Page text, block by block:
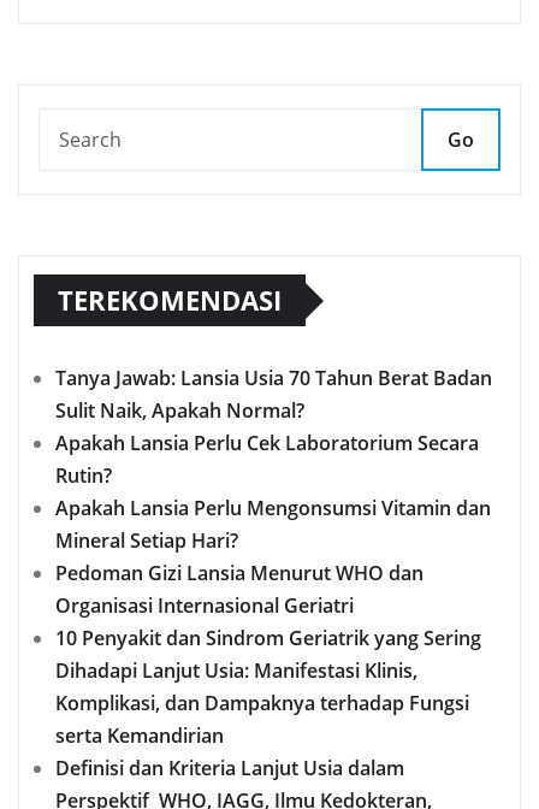
Go
TEREKOMENDASI
Tanya Jawab: Lansia Usia 70 Tahun Berat Badan
Sulit Naik, Apakah Normal?
Apakah Lansia Perlu Cek Laboratorium Secara
Rutin?
Apakah Lansia Perlu Mengonsumsi Vitamin dan
Mineral Setiap Hari?
Pedoman Gizi Lansia Menurut WHO dan
Organisasi Internasional Geriatri
10 Penyakit dan Sindrom Geriatrik yang Sering
Dihadapi Lanjut Usia: Manifestasi Klinis,
Komplikasi, dan Dampaknya terhadap Fungsi
serta Kemandirian
Definisi dan Kriteria Lanjut Usia dalam
Perspektif WHO, IAGG, Ilmu Kedokteran,